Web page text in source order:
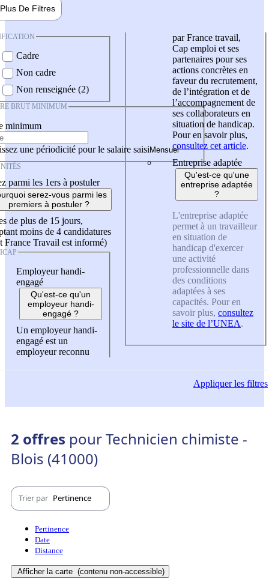
Plus De Filtres
Cadre
Non cadre
Non renseignée (2)
BRUT MINIMUM
minimum
une périodicité pour le salaire saisi
parmi les 1ers à postuler
serez-vous parmi les
premiers à postuler ?
de plus de 15 jours,
moins de 4 candidatures
France Travail est informé)
Employeur handi-
engagé
Qu'est-ce qu'un
employeur handi-
engagé ?
Un employeur handi-
engagé est un
employeur reconnu
par France travail,
Cap emploi et ses
partenaires pour ses
actions concrètes en
faveur du recrutement,
de l’intégration et de
l’accompagnement de
ses collaborateurs en
situation de handicap.
Pour en savoir plus,
consultez cet article.
Entreprise adaptée
Qu'est-ce qu'une
entreprise adaptée
?
L'entreprise adaptée
permet à un travailleur
en situation de
handicap d'exercer
une activité
professionnelle dans
des conditions
adaptées à ses
capacités. Pour en
savoir plus, consultez
le site de l’UNEA.
Appliquerles filtres
2 offres pour Technicien chimiste -
Blois (41000)
Trier par Pertinence
Pertinence
Date
Distance
Afficher la carte (contenu non-accessible)